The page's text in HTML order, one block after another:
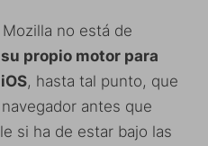
no está de
su propio motor para
, hasta tal punto, que
antes que
si ha de estar bajo las